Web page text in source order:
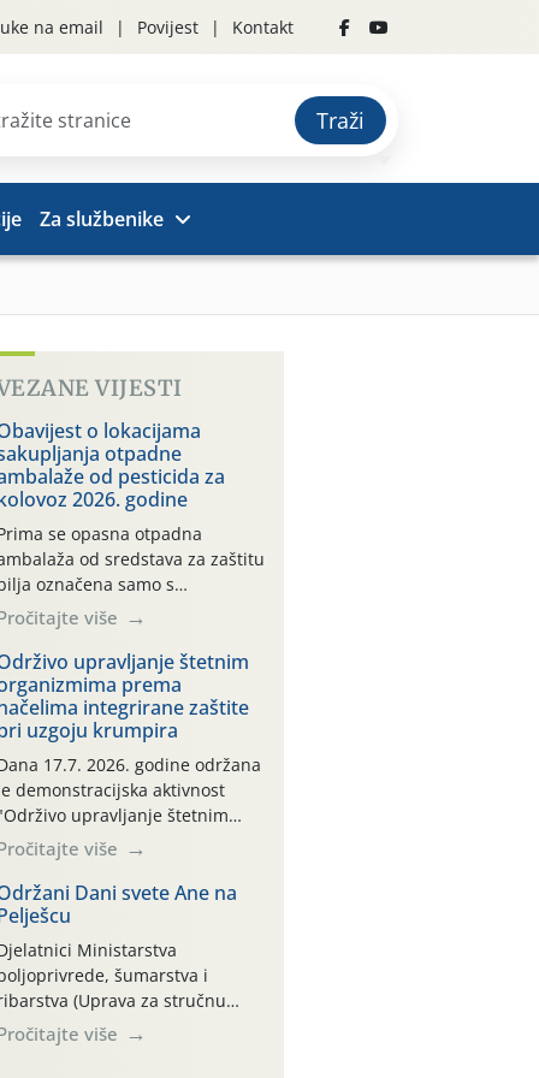
na email Povijest Kontakt
Traži
Za službenike
VIJESTI
o lokacijama
otpadne
od pesticida za
2026. godine
se opasna otpadna
od sredstava za zaštitu
označena samo s
i oznakom
CROCPA EKO MODEL:
ambalaža kao i
drugih proizvoda koji
sredstva za zaštitu bilja
(npr. ambalaža od mineralnih
se ne prihvaća.
je osiguran
povrat prazne
isključivo ovih tvrtki:
MAKS, AGRONOM,
TKI* (PINUS […]
više
upravljanje štetnim
prema
integrirane zaštite
uzgoju krumpira
17.7. 2026. godine održana
demonstracijska aktivnost
upravljanje štetnim
prema načelima
integrirane zaštite pri uzgoju
na pokusnom polju
kraj naselja Belica
parcela ID 2445031)
dio Međimurske
više
Dani svete Ane na
Ministarstva
šumarstva i
(Uprava za stručnu
razvoju poljoprivrede)
sudjelovali su na tradicionalnom
više